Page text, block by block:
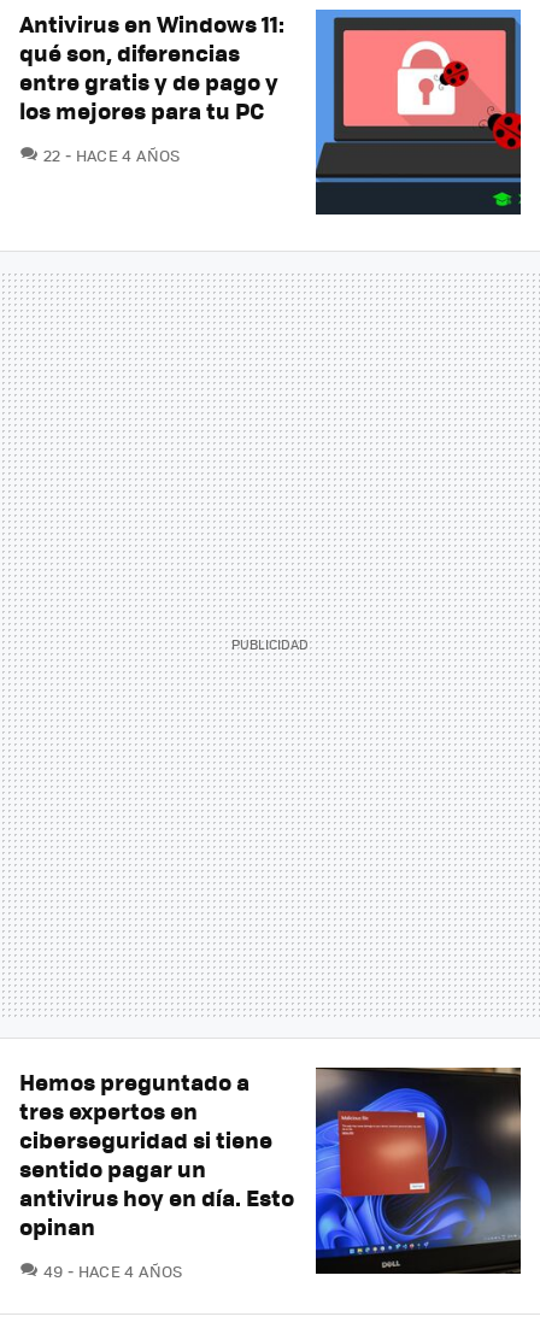
Antivirus en Windows 11:
qué son, diferencias
entre gratis y de pago y
los mejores para tu PC
22 COMENTARIOS
HACE 4 AÑOS
Hemos preguntado a
tres expertos en
ciberseguridad si tiene
sentido pagar un
antivirus hoy en día. Esto
opinan
49 COMENTARIOS
HACE 4 AÑOS